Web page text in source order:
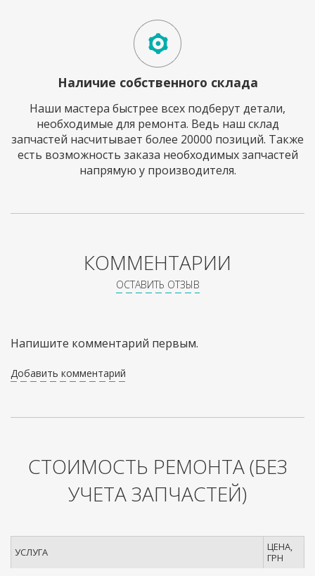
Наличие собственного склада
Наши мастера быстрее всех подберут детали,
необходимые для ремонта. Ведь наш склад
запчастей насчитывает более 20000 позиций. Также
есть возможность заказа необходимых запчастей
напрямую у производителя.
КОММЕНТАРИИ
ОСТАВИТЬ ОТЗЫВ
Напишите комментарий первым.
Добавить комментарий
СТОИМОСТЬ РЕМОНТА(БЕЗ
УЧЕТА ЗАПЧАСТЕЙ)
УСЛУГА
ЦЕНА,
ГРН